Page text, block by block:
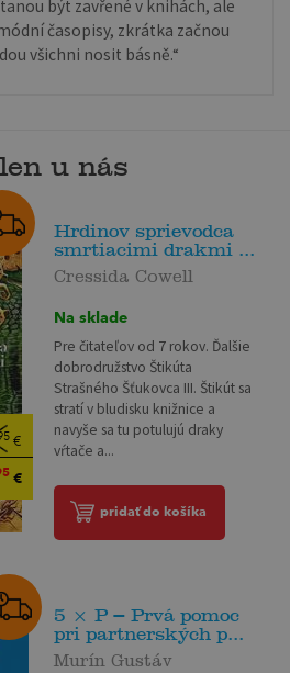
být zavřené v knihách, ale
časopisy, zkrátka začnou
všichni nosit básně.“
u nás
€
€
Hrdinov sprievodca
smrtiacimi drakmi ...
Cressida Cowell
Na sklade
Pre čitateľov od 7 rokov. Ďalšie
dobrodružstvo Štikúta
Strašného Šťukovca III. Štikút sa
stratí v bludisku knižnice a
navyše sa tu potulujú draky
vŕtače a...
pridať do košíka
5 × P – Prvá pomoc
pri partnerských p...
Murín Gustáv